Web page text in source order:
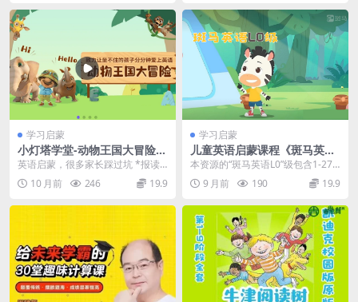
│ │ ├─ 04.Hat.mp4 [69.92MB]
│ │ ├─ 05.Little Red N.mp4 [57.75MB]
│ │ ├─ 06.Dots.mp4 [77.00MB]
│ │ ├─ 07.Frog on a Dog.mp4
[61.23MB]
│ │ ├─ 08.Best.mp4 [62.78MB]
│ │ ├─ 09.Fit.mp4 [70.63MB]
│ │ ├─ 10.Odd.mp4 [58.77MB]
│ │ ├─ 11.Champ.mp4 [63.06MB]
│ │ ├─ 12.Song.mp4 [78.00MB]
│ │ ├─ 13.Thing.mp4 [94.37MB]
│ │ ├─ 14.Train.mp4 [60.20MB]
│ │ ├─ 15.Beep.mp4 [50.28MB]
学习启蒙
小灯塔学堂-动物王国大冒险
(给孩子的英语启蒙)
英语启蒙，很多家长踩过坑 *报读
课程要么太难要么太简单 *从单
词、句型开始，扼杀...
10 月前 246 19.9
学习启蒙
儿童英语启蒙课程《斑马英语
L0级》1-27周共7单元136个
视频
本资源的“斑马英语L0”级包含1-27
周的课程，共7个单元（到第7单元
第三周），...
9 月前 190 19.9